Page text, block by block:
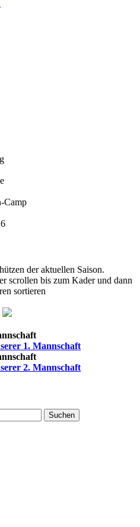
Camp
der aktuellen Saison.
scrollen bis zum Kader und dann
sortieren
1. Mannschaft
2. Mannschaft
Suchen